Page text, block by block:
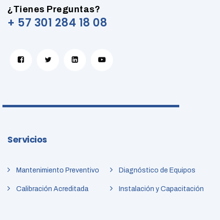
¿Tienes Preguntas?
+ 57 301 284 18 08
Servicios
Mantenimiento Preventivo Diagnóstico de Equipos
Calibración Acreditada Instalación y Capacitación